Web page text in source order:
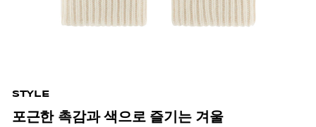
STYLE
포근한 촉감과 색으로 즐기는 겨울